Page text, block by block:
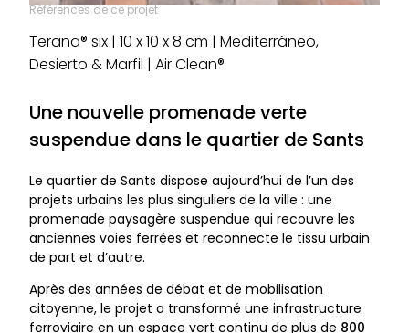
Références de ce projet
Terana® six | 10 x 10 x 8 cm | Mediterráneo,
Desierto & Marfil | Air Clean®
Une nouvelle promenade verte
suspendue dans le quartier de Sants
Le quartier de Sants dispose aujourd’hui de l’un des
projets urbains les plus singuliers de la ville : une
promenade paysagère suspendue qui recouvre les
anciennes voies ferrées et reconnecte le tissu urbain
de part et d’autre.
Après des années de débat et de mobilisation
citoyenne, le projet a transformé une infrastructure
ferroviaire en un espace vert continu de plus de 800